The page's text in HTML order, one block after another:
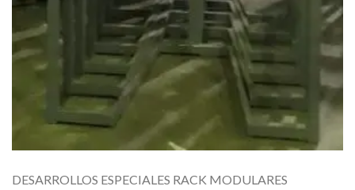
DESARROLLOS ESPECIALES RACK MODULARES